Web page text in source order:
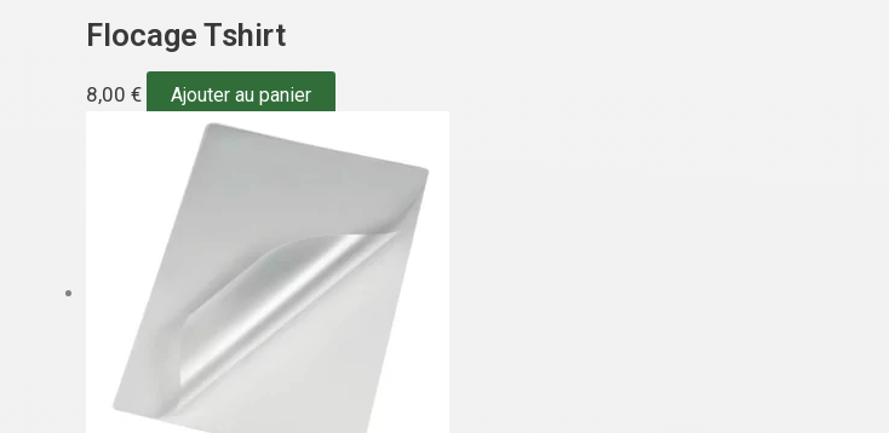
Flocage Tshirt
8,00 € Ajouter au panier